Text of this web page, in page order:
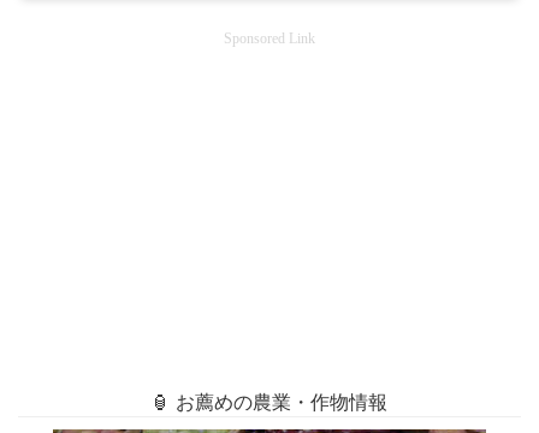
Sponsored Link
🏮 お薦めの農業・作物情報